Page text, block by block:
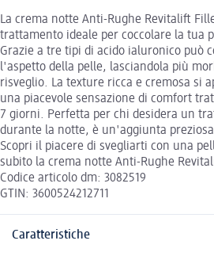
La crema notte Anti-Rughe Revitalift
trattamento ideale per coccolare la tua
Grazie a tre tipi di acido ialuronico può
l'aspetto della pelle, lasciandola più
risveglio. La texture ricca e cremosa si
una piacevole sensazione di comfort
7 giorni. Perfetta per chi desidera un
durante la notte, è un'aggiunta
Scopri il piacere di svegliarti con una
subito la crema notte Anti-Rughe
Codice articolo dm: 3082519
GTIN: 3600524212711
Caratteristiche